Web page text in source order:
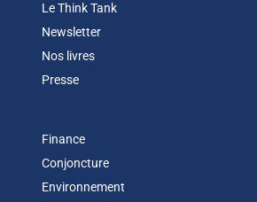
Le Think Tank
Newsletter
Nos livres
Presse
Finance
Conjoncture
Environnement